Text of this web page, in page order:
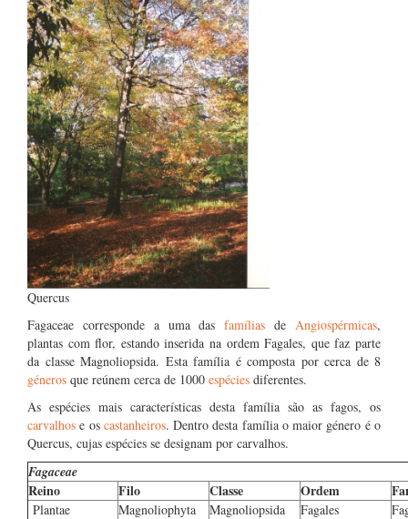
Quercus
Fagaceae corresponde a uma dasfamílias deAngiospérmicas,
plantas com flor, estando inserida na ordem Fagales, que faz parte
da classe Magnoliopsida. Esta família é composta por cerca de 8
géneros que reúnem cerca de 1000 espécies diferentes.
As espécies mais características desta família são as fagos, os
carvalhos e os castanheiros. Dentro desta família o maior género é o
Quercus, cujas espécies se designam por carvalhos.
Fagaceae
Reino Filo Classe Ordem
Plantae Magnoliophyta Magnoliopsida Fagales